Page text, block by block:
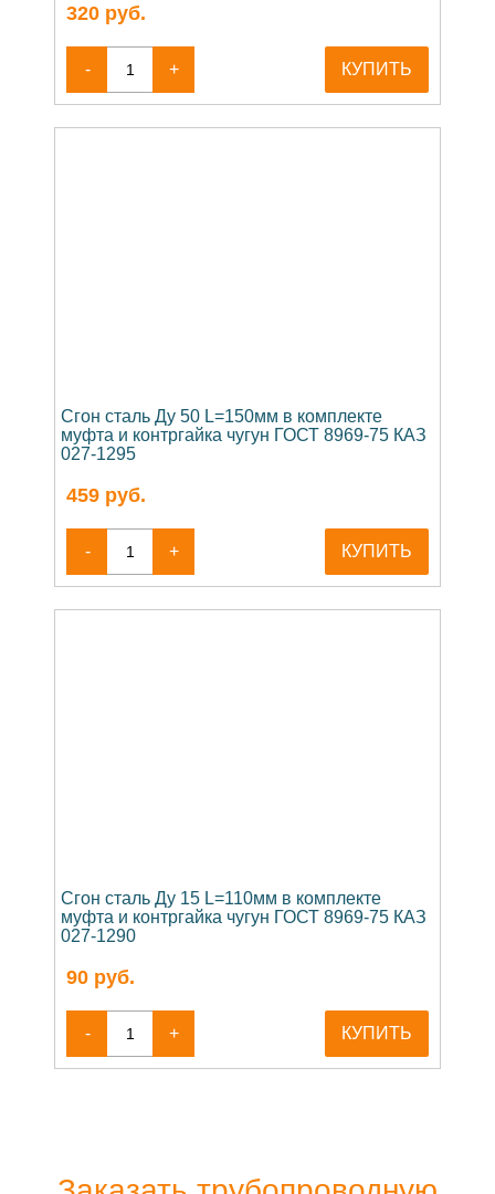
320 руб.
- + КУПИТЬ
Сгон сталь Ду 50 L=150мм в комплекте
муфта и контргайка чугун ГОСТ 8969-75 КАЗ
027-1295
459 руб.
- + КУПИТЬ
Сгон сталь Ду 15 L=110мм в комплекте
муфта и контргайка чугун ГОСТ 8969-75 КАЗ
027-1290
90 руб.
- + КУПИТЬ